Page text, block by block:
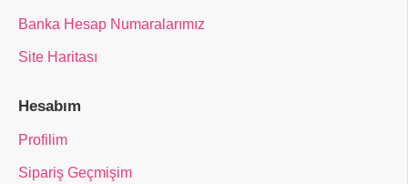
Banka Hesap Numaralarımız
Site Haritası
Hesabım
Profilim
Sipariş Geçmişim